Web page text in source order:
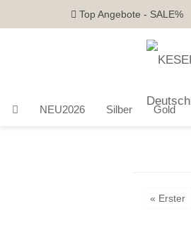
Top Angebote - SALE%
NEU2026 Silber Gold
« Erster